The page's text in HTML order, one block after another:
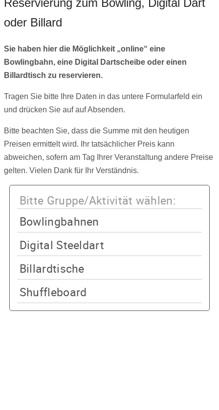
oder Billard
Sie haben hier die Möglichkeit „online“ eine
Bowlingbahn, eine Digital Dartscheibe oder einen
Billardtisch zu reservieren.
Tragen Sie bitte Ihre Daten in das untere Formularfeld ein
und drücken Sie auf auf Absenden.
Bitte beachten Sie, dass die Summe mit den heutigen
Preisen ermittelt wird. Ihr tatsächlicher Preis kann
abweichen, sofern am Tag Ihrer Veranstaltung andere Preise
gelten. Vielen Dank für Ihr Verständnis.